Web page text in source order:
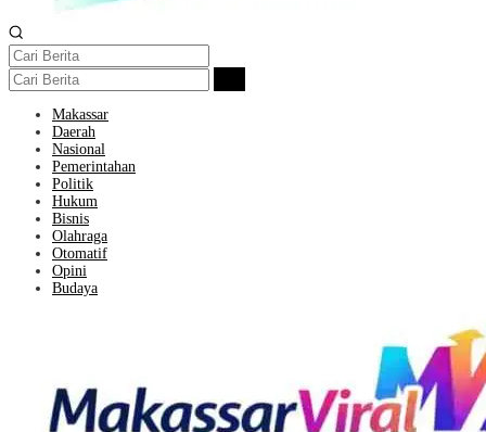
Makassar
Daerah
Nasional
Pemerintahan
Politik
Hukum
Bisnis
Olahraga
Otomatif
Opini
Budaya